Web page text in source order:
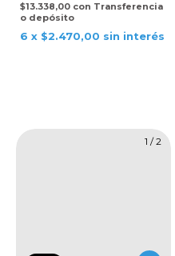
$13.338,00 con Transferencia
o depósito
6 x $2.470,00 sin interés
1 /2